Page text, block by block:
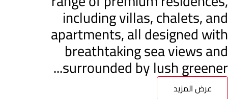
including villas, chalets, and
apartments, all designed with
breathtaking sea views and
surrounded by lush greener...
عرض المزيد